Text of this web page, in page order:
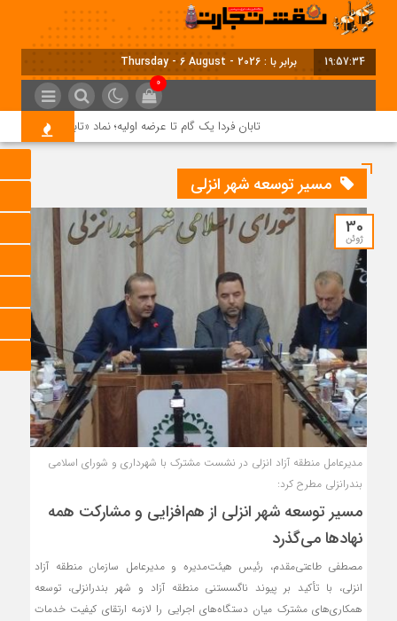
19:57:34 برابر با : Thursday - 6 August - 2026
0
تابان فردا یک گام تا عرضه اولیه؛ نماد «تابان» در بورس
مسیر توسعه شهر انزلی
30
ژوئن
مدیرعامل منطقه آزاد انزلی در نشست مشترک با شهرداری و شورای اسلامی
بندرانزلی مطرح کرد:
مسیر توسعه شهر انزلی از هم‌افزایی و مشاركت همه
نهادها می‌گذرد
مصطفی طاعتی‌مقدم، رئیس هیئت‌مدیره و مدیرعامل سازمان منطقه آزاد
انزلی، با تأکید بر پیوند ناگسستنی منطقه آزاد و شهر بندرانزلی، توسعه
همکاری‌های مشترک میان دستگاه‌های اجرایی را لازمه ارتقای کیفیت خدمات